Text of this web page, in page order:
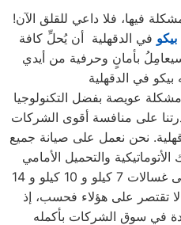
فيها، فلا داعي للقلق الآن!
في الدقهلية أن يُحلِّ كافة
بأمانٍ وحرفية من أيدي
في الدقهلية
مشكلة عويصة بفضل التكنولوجيا
على منافسة أقوى الشركات
نحن نعمل على صيانة جميع
والتحميل الأمامي
والتحميل العلوي، بالإضافة إلى غسالات 7 كيلو و 10 كيلو و 14
لا تقتصر على هؤلاء فحسب، إذ